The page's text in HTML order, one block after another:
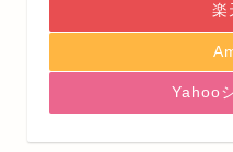
楽
Yahoo